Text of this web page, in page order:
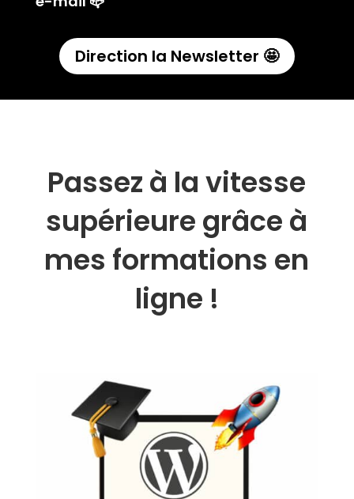
Direction la Newsletter 🤩
Passez à la vitesse
supérieure grâce à
mes formations en
ligne !